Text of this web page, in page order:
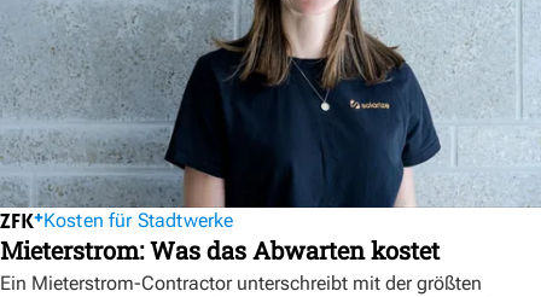
Kosten für Stadtwerke
Mieterstrom: Was das Abwarten kostet
Ein Mieterstrom-Contractor unterschreibt mit der größten